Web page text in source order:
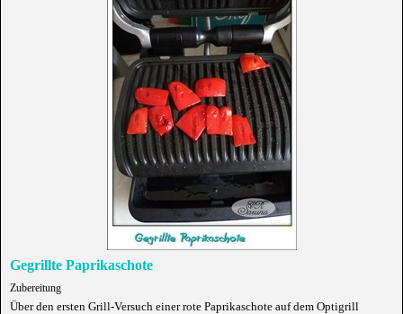
Gegrillte Paprikaschote
Zubereitung
Über den ersten Grill-Versuch einer rote Paprikaschote auf dem Optigrill